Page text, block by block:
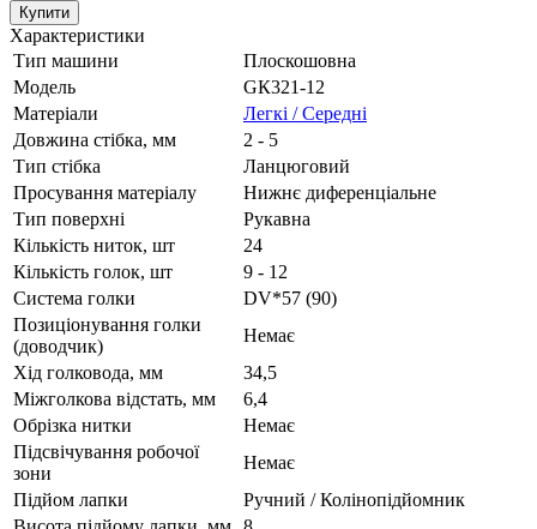
Купити
Характеристики
Тип машини
Плоскошовна
Модель
GК321-12
Матеріали
Легкі / Середні
Довжина стібка, мм
2 - 5
Тип стібка
Ланцюговий
Просування матеріалу
Нижнє диференціальне
Тип поверхні
Рукавна
Кількість ниток, шт
24
Кількість голок, шт
9 - 12
Система голки
DV*57 (90)
Позиціонування голки
(доводчик)
Немає
Хід голковода, мм
34,5
Міжголкова відстать, мм
6,4
Обрізка нитки
Немає
Підсвічування робочої
зони
Немає
Підйом лапки
Ручний / Колінопідйомник